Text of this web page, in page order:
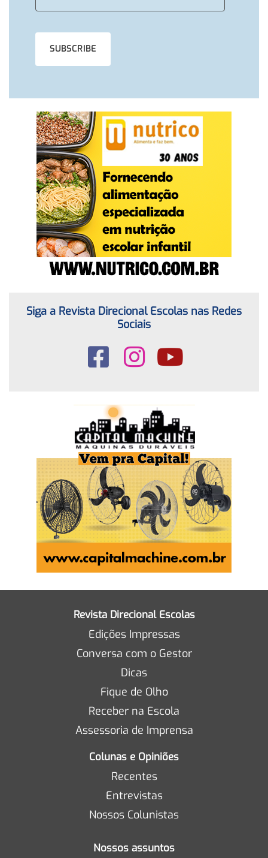
Siga a Revista Direcional Escolas nas Redes
Sociais
Revista Direcional Escolas
Edições Impressas
Conversa com o Gestor
Dicas
Fique de Olho
Receber na Escola
Assessoria de Imprensa
Colunas e Opiniões
Recentes
Entrevistas
Nossos Colunistas
Nossos assuntos